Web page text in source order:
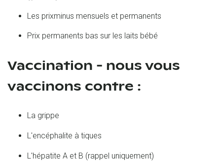
Les prixminus mensuels et permanents
Prix permanents bas sur les laits bébé
Vaccination - nous vous
vaccinons contre :
La grippe
L'encéphalite à tiques
L'hépatite A et B (rappel uniquement)